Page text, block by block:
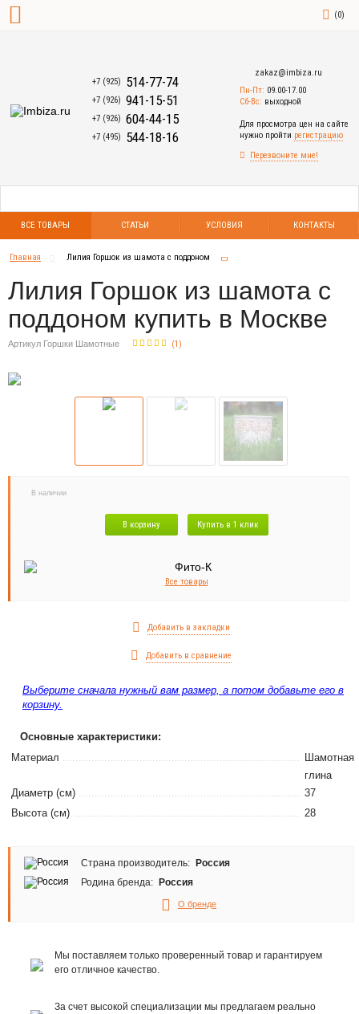
(0)
+7 (925) 514-77-74
+7 (926) 941-15-51
+7 (926) 604-44-15
+7 (495) 544-18-16
zakaz@imbiza.ru
Пн-Пт: 09.00-17.00
Сб-Вс: выходной
Для просмотра цен на сайте
нужно пройти регистрацию
Перезвоните мне!
ВСЕ ТОВАРЫ СТАТЬИ УСЛОВИЯ КОНТАКТЫ
Главная Лилия Горшок из шамота с поддоном
Лилия Горшок из шамота с
поддоном купить в Москве
Артикул Горшки Шамотные (1)
В наличии
В корзину Купить в 1 клик
Все товары
Добавить в закладки
Добавить в сравнение
Выберите сначала нужный вам размер, а потом добавьте его в
корзину.
Основные характеристики:
Материал
Шамотная
глина
Диаметр (см)
37
Высота (см)
28
Страна производитель: Россия
Родина бренда: Россия
О бренде
Мы поставляем только проверенный товар и гарантируем
его отличное качество.
За счет высокой специализации мы предлагаем реально